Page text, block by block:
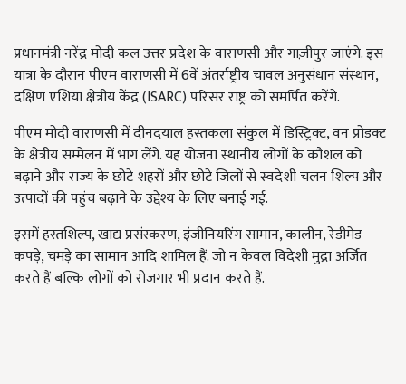
प्रधानमंत्री नरेंद्र मोदी कल उत्तर प्रदेश के वाराणसी और गाज़ीपुर जाएंगे. इस
यात्रा के दौरान पीएम वाराणसी में 6वें अंतर्राष्ट्रीय चावल अनुसंधान संस्थान,
दक्षिण एशिया क्षेत्रीय केंद्र (ISARC) परिसर राष्ट्र को समर्पित करेंगे.
पीएम मोदी वाराणसी में दीनदयाल हस्तकला संकुल में डिस्ट्रिक्ट, वन प्रोडक्ट
के क्षेत्रीय सम्मेलन में भाग लेंगे. यह योजना स्थानीय लोगों के कौशल को
बढ़ाने और राज्य के छोटे शहरों और छोटे जिलों से स्वदेशी चलन शिल्प और
उत्पादों की पहुंच बढ़ाने के उद्देश्य के लिए बनाई गई.
इसमें हस्तशिल्प, खाद्य प्रसंस्करण, इंजीनियरिंग सामान, कालीन, रेडीमेड
कपड़े, चमड़े का सामान आदि शामिल हैं. जो न केवल विदेशी मुद्रा अर्जित
करते हैं बल्कि लोगों को रोजगार भी प्रदान करते हैं.